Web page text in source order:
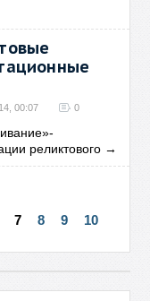
00:07 0
реликтового →
7 8 9 10